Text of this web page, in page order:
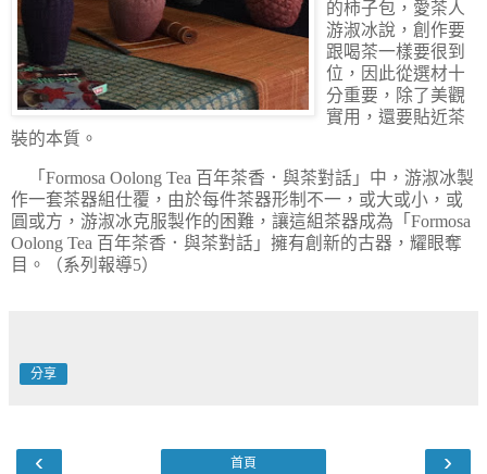
的柿子包，愛茶人
游淑冰說，創作要
跟喝茶一樣要很到
位，因此從選材十
分重要，除了美觀
實用，還要貼近茶
裝的本質。
「Formosa Oolong Tea 百年茶香．與茶對話」中，游淑冰製
作一套茶器組仕覆，由於每件茶器形制不一，或大或小，或
圓或方，游淑冰克服製作的困難，讓這組茶器成為「Formosa
Oolong Tea 百年茶香．與茶對話」擁有創新的古器，耀眼奪
目。（系列報導5）
分享
‹ ›
首頁